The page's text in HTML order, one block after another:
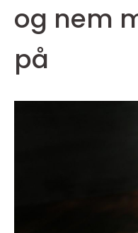
og nem
på